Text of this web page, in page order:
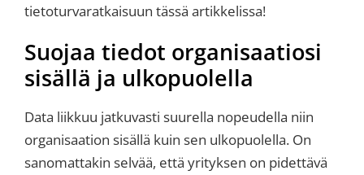
tietoturvaratkaisuun tässä artikkelissa!
Suojaa tiedot organisaatiosi
sisällä ja ulkopuolella
Data liikkuu jatkuvasti suurella nopeudella niin
organisaation sisällä kuin sen ulkopuolella. On
sanomattakin selvää, että yrityksen on pidettävä